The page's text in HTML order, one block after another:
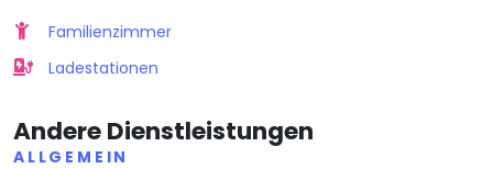
Familienzimmer
Ladestationen
Andere Dienstleistungen
ALLGEMEIN